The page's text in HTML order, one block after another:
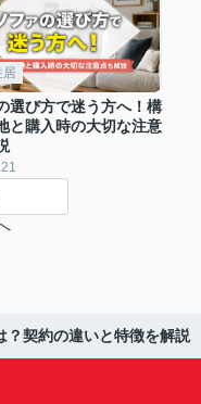
居
選び方で迷う方へ！構
と購入時の大切な注意
？契約の違いと特徴を解説